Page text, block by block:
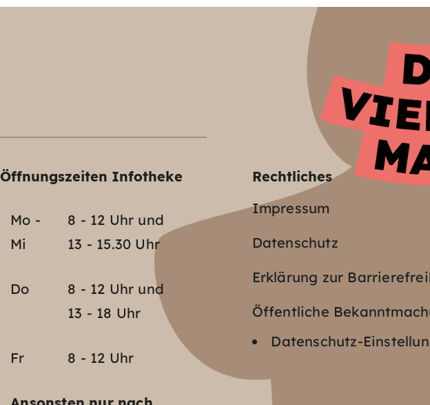
Öffnungszeiten Infotheke
Mo -
Mi
8 - 12 Uhr und
13 - 15.30 Uhr
Do
8 - 12 Uhr und
13 - 18 Uhr
Fr 8 - 12 Uhr
Rechtliches
Impressum
Datenschutz
Erklärung zur
Öffentliche
Datenschutz-